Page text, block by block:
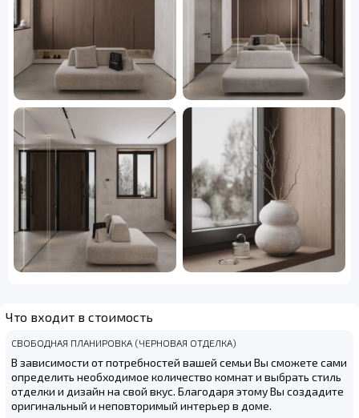
Что входит в стоимость
СВОБОДНАЯ ПЛАНИРОВКА (ЧЕРНОВАЯ ОТДЕЛКА)
В зависимости от потребностей вашей семьи Вы сможете сами
определить необходимое количество комнат и выбрать стиль
отделки и дизайн на свой вкус. Благодаря этому Вы создадите
оригинальный и неповторимый интерьер в доме.